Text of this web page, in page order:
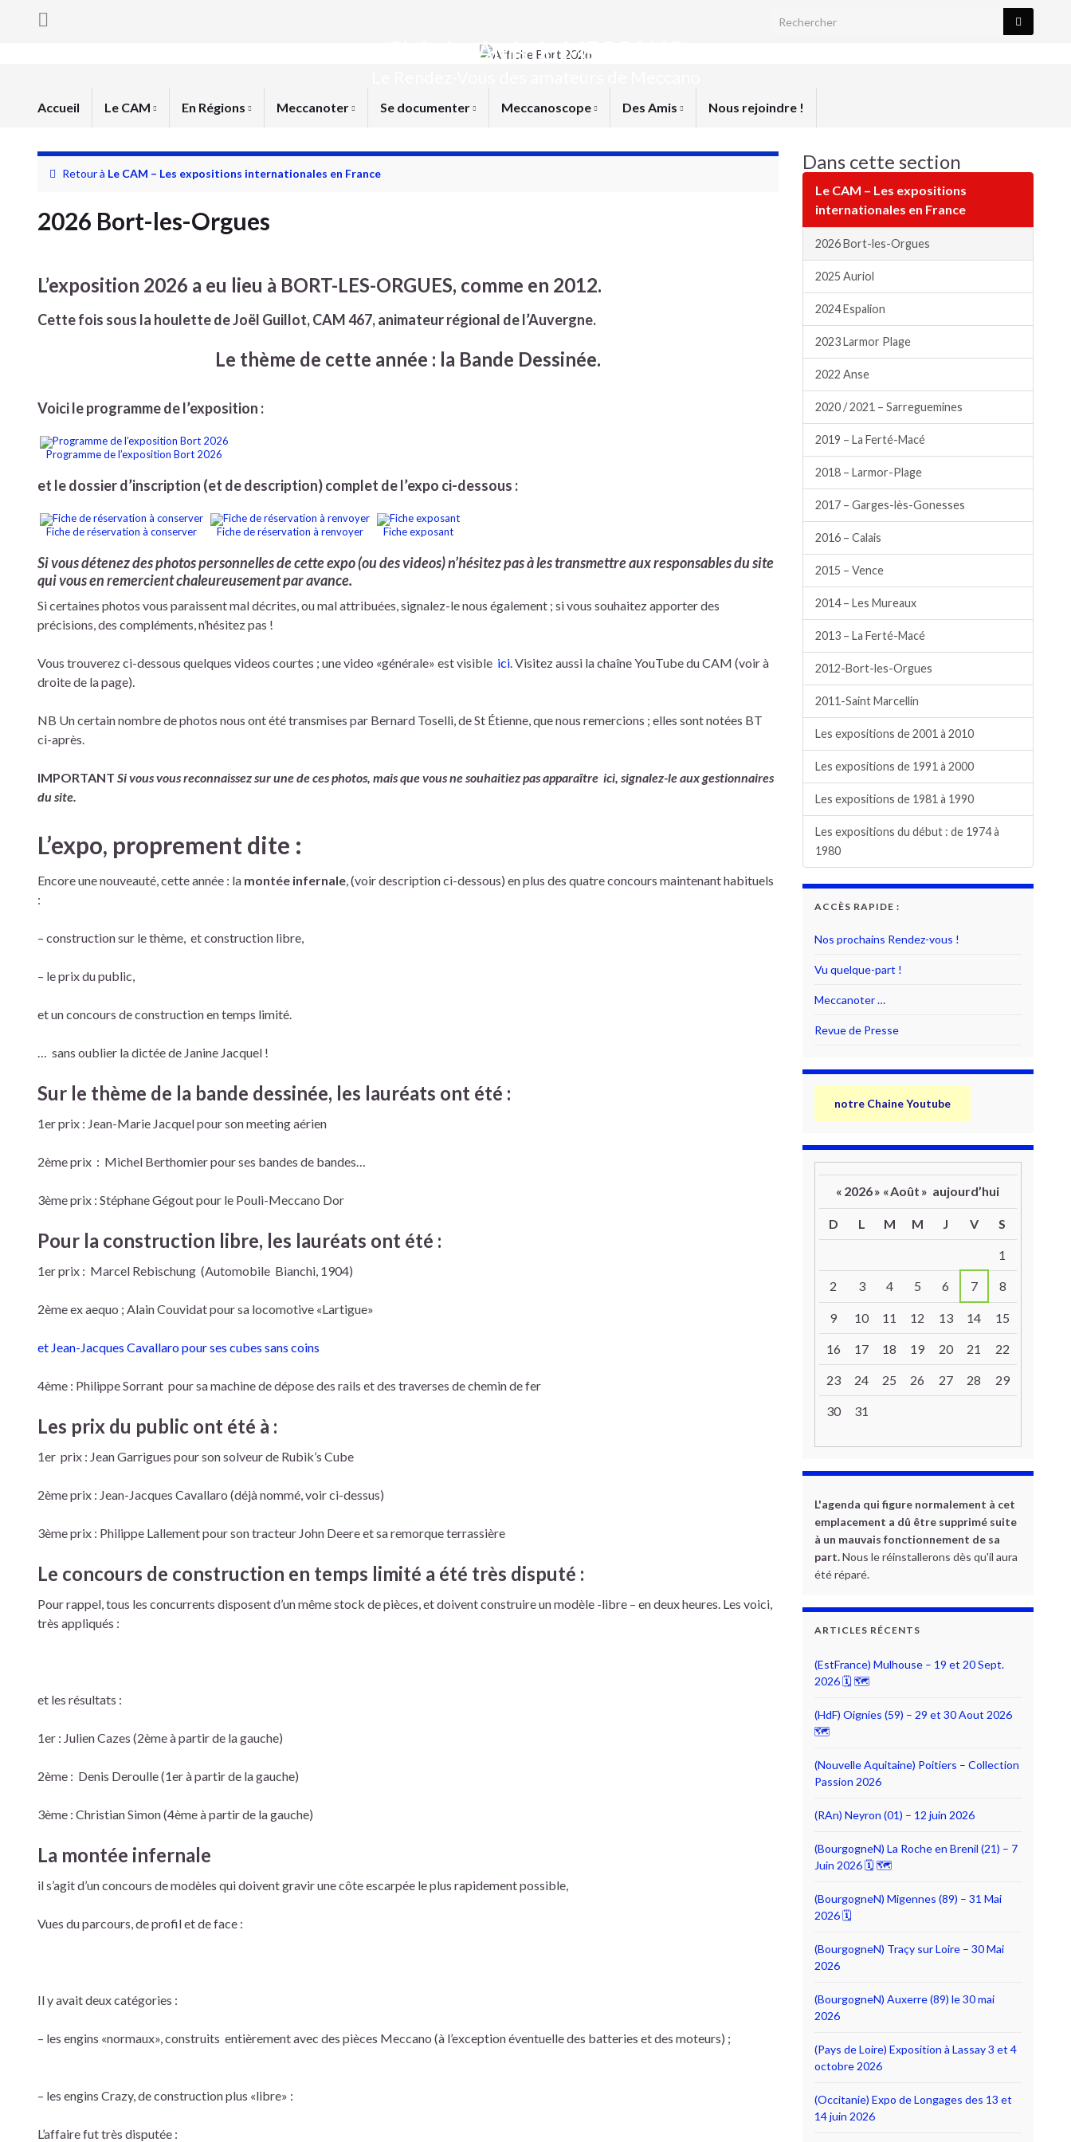
Search for:
Club des Amis du MECCANO
Accueil Le CAM En Régions Meccanoter Se documenter Meccanoscope Des Amis Nous rejoindre !
Retour à Le CAM – Les expositions internationales en France
2026 Bort-les-Orgues
L’exposition 2026 a eu lieu à BORT-LES-ORGUES, comme en 2012.
Cette fois sous la houlette de Joël Guillot, CAM 467, animateur régional de l’Auvergne.
Le thème de cette année : la Bande Dessinée.
Voici le programme de l’exposition :
Programme de l’exposition Bort 2026
et le dossier d’inscription (et de description) complet de l’expo ci-dessous :
Fiche de réservation à conserver Fiche de réservation à renvoyer Fiche exposant
Si vous détenez des photos personnelles de cette expo (ou des videos) n’hésitez pas à les transmettre aux responsables du site
qui vous en remercient chaleureusement par avance.
Si certaines photos vous paraissent mal décrites, ou mal attribuées, signalez-le nous également ; si vous souhaitez apporter des
précisions, des compléments, n’hésitez pas !
Vous trouverez ci-dessous quelques videos courtes ; une video «générale» est visible ici. Visitez aussi la chaîne YouTube du CAM (voir à
droite de la page).
NB Un certain nombre de photos nous ont été transmises par Bernard Toselli, de St Étienne, que nous remercions ; elles sont notées BT
ci-après.
IMPORTANT Si vous vous reconnaissez sur une de ces photos, mais que vous ne souhaitiez pas apparaître ici, signalez-le aux gestionnaires
du site.
L’expo, proprement dite :
Encore une nouveauté, cette année : la montée infernale, (voir description ci-dessous) en plus des quatre concours maintenant habituels
:
– construction sur le thème, et construction libre,
– le prix du public,
et un concours de construction en temps limité.
… sans oublier la dictée de Janine Jacquel !
Sur le thème de la bande dessinée, les lauréats ont été :
1er prix : Jean-Marie Jacquel pour son meeting aérien
2ème prix : Michel Berthomier pour ses bandes de bandes…
3ème prix : Stéphane Gégout pour le Pouli-Meccano Dor
Pour la construction libre, les lauréats ont été :
1er prix : Marcel Rebischung (Automobile Bianchi, 1904)
2ème ex aequo ; Alain Couvidat pour sa locomotive «Lartigue»
et Jean-Jacques Cavallaro pour ses cubes sans coins
4ème : Philippe Sorrant pour sa machine de dépose des rails et des traverses de chemin de fer
Les prix du public ont été à :
1er prix : Jean Garrigues pour son solveur de Rubik’s Cube
2ème prix : Jean-Jacques Cavallaro (déjà nommé, voir ci-dessus)
3ème prix : Philippe Lallement pour son tracteur John Deere et sa remorque terrassière
Le concours de construction en temps limité a été très disputé :
Pour rappel, tous les concurrents disposent d’un même stock de pièces, et doivent construire un modèle -libre – en deux heures. Les voici,
très appliqués :
et les résultats :
1er : Julien Cazes (2ème à partir de la gauche)
2ème : Denis Deroulle (1er à partir de la gauche)
3ème : Christian Simon (4ème à partir de la gauche)
La montée infernale
il s’agit d’un concours de modèles qui doivent gravir une côte escarpée le plus rapidement possible,
Vues du parcours, de profil et de face :
Il y avait deux catégories :
– les engins «normaux», construits entièrement avec des pièces Meccano (à l’exception éventuelle des batteries et des moteurs) ;
– les engins Crazy, de construction plus «libre» :
L’affaire fut très disputée :
Dans cette section
Le CAM – Les expositions
internationales en France
2026 Bort-les-Orgues
2025 Auriol
2024 Espalion
2023 Larmor Plage
2022 Anse
2020 / 2021 – Sarreguemines
2019 – La Ferté-Macé
2018 – Larmor-Plage
2017 – Garges-lès-Gonesses
2016 – Calais
2015 – Vence
2014 – Les Mureaux
2013 – La Ferté-Macé
2012-Bort-les-Orgues
2011-Saint Marcellin
Les expositions de 2001 à 2010
Les expositions de 1991 à 2000
Les expositions de 1981 à 1990
Les expositions du début : de 1974 à
1980
ACCÈS RAPIDE :
Nos prochains Rendez-vous !
Vu quelque-part !
Meccanoter …
Revue de Presse
notre Chaine Youtube
« 2026» «Août » aujourd’hui
D L M M J V S
1
2 3 4 5 6 7 8
9 10 11 12 13 14 15
16 17 18 19 20 21 22
23 24 25 26 27 28 29
30 31
L'agenda qui figure normalement à cet
emplacement a dû être supprimé suite
à un mauvais fonctionnement de sa
part.Nous le réinstallerons dès qu'il aura
été réparé.
ARTICLES RÉCENTS
(EstFrance) Mulhouse – 19 et 20 Sept.
2026 🗓 🗺
(HdF) Oignies (59) – 29 et 30 Aout 2026
🗺
(Nouvelle Aquitaine) Poitiers – Collection
Passion 2026
(RAn) Neyron (01) – 12 juin 2026
(BourgogneN) La Roche en Brenil (21) – 7
Juin 2026 🗓 🗺
(BourgogneN) Migennes (89) – 31 Mai
2026 🗓
(BourgogneN) Traçy sur Loire – 30 Mai
2026
(BourgogneN) Auxerre (89) le 30 mai
2026
(Pays de Loire) Exposition à Lassay 3 et 4
octobre 2026
(Occitanie) Expo de Longages des 13 et
14 juin 2026